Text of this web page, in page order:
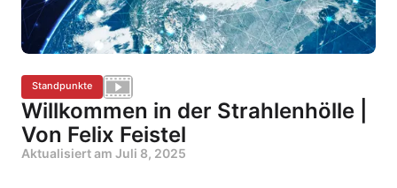
Standpunkte
Willkommen in der Strahlenhölle |
Von Felix Feistel
Aktualisiert am Juli 8, 2025